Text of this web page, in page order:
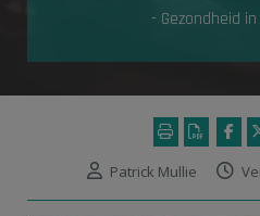
- Gezondheid
Patrick Mullie